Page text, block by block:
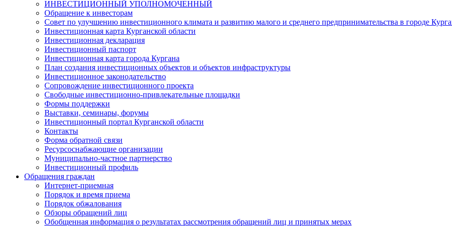
ИНВЕСТИЦИОННЫЙ УПОЛНОМОЧЕННЫЙ
Обращение к инвесторам
Совет по улучшению инвестиционного климата и развитию малого и среднего предпринимательства в городе
Инвестиционная карта Курганской области
Инвестиционная декларация
Инвестиционный паспорт
Инвестиционная карта города Кургана
План создания инвестиционных объектов и объектов инфраструктуры
Инвестиционное законодательство
Сопровождение инвестиционного проекта
Свободные инвестиционно-привлекательные площадки
Формы поддержки
Выставки, семинары, форумы
Инвестиционный портал Курганской области
Контакты
Форма обратной связи
Ресурсоснабжающие организации
Муниципально-частное партнерство
Инвестиционный профиль
Обращения граждан
Интернет-приемная
Порядок и время приема
Порядок обжалования
Обзоры обращений лиц
Обобщенная информация о результатах рассмотрения обращений лиц и принятых мерах